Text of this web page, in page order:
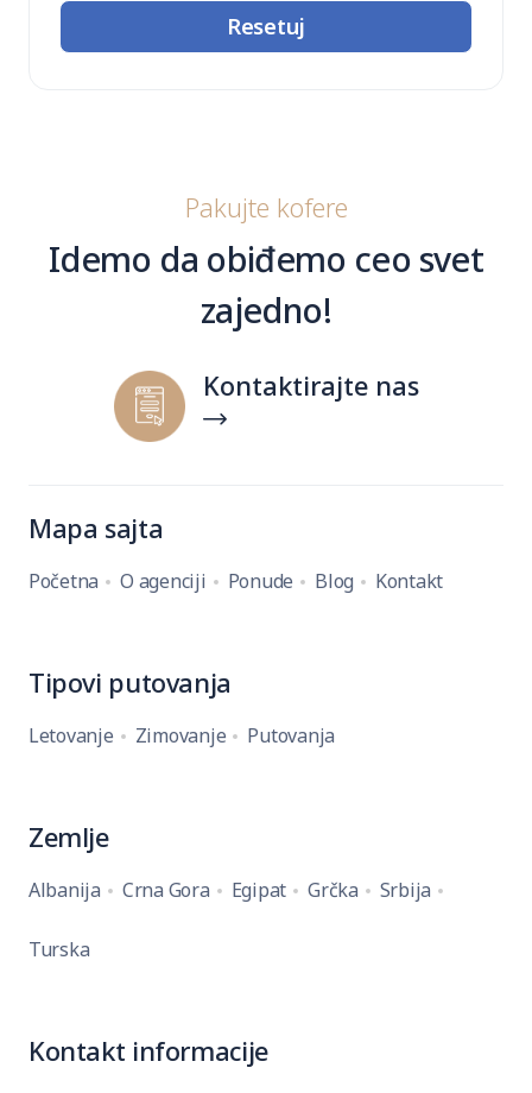
Pakujte kofere
Idemo da obiđemo ceo svet
zajedno!
Kontaktirajte nas
Mapa sajta
Početna O agenciji Ponude Blog Kontakt
Tipovi putovanja
Letovanje Zimovanje Putovanja
Zemlje
Albanija Crna Gora Egipat Grčka Srbija
Turska
Kontakt informacije